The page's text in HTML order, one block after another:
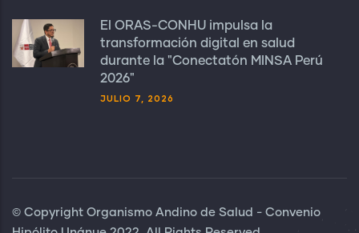
El ORAS-CONHU impulsa la
transformación digital en salud
durante la "Conectatón MINSA Perú
2026"
JULIO 7, 2026
© Copyright Organismo Andino de Salud - Convenio